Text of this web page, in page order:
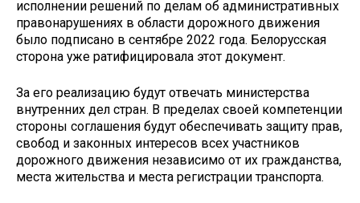
исполнении решений по делам об административных
правонарушениях в области дорожного движения
было подписано в сентябре 2022 года. Белорусская
сторона уже ратифицировала этот документ.
За его реализацию будут отвечать министерства
внутренних дел стран. В пределах своей компетенции
стороны соглашения будут обеспечивать защиту прав,
свобод и законных интересов всех участников
дорожного движения независимо от их гражданства,
места жительства и места регистрации транспорта.